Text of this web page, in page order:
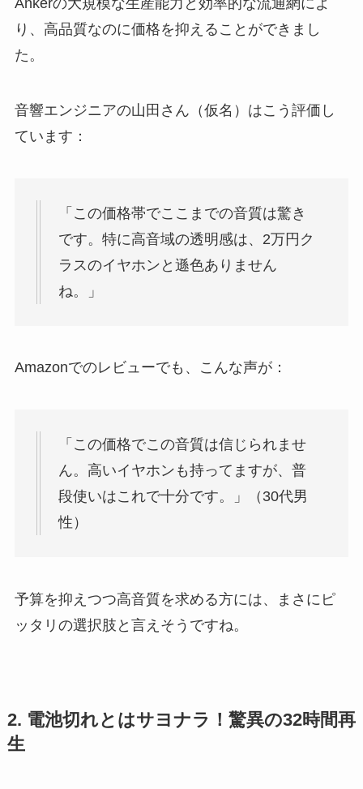
Ankerの大規模な生産能力と効率的な流通網によ
り、高品質なのに価格を抑えることができまし
た。
音響エンジニアの山田さん（仮名）はこう評価し
ています：
「この価格帯でここまでの音質は驚き
です。特に高音域の透明感は、2万円ク
ラスのイヤホンと遜色ありません
ね。」
Amazonでのレビューでも、こんな声が：
「この価格でこの音質は信じられませ
ん。高いイヤホンも持ってますが、普
段使いはこれで十分です。」（30代男
性）
予算を抑えつつ高音質を求める方には、まさにピ
ッタリの選択肢と言えそうですね。
2. 電池切れとはサヨナラ！驚異の32時間再
生